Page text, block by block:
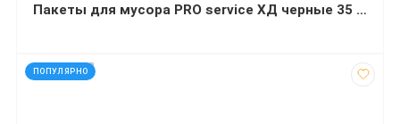
Пакеты для мусора PRO service ХД черные 35 л 100 штук 50х55 сантиметров
ПОПУЛЯРНО
код: 927848